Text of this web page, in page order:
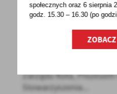
21 - 10 - 2022
LGD Kraina Trzech
Zarządu Koła,
Stowarzyszenia...
społecznych oraz 6 sierpnia
godz. 15.30 – 16.30 (po